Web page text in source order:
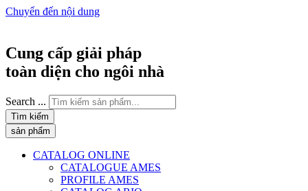
Chuyển đến nội dung
Cung cấp giải pháp
toàn diện cho ngôi nhà
Search ...
Tìm kiếm
sản phẩm
CATALOG ONLINE
CATALOGUE AMES
PROFILE AMES